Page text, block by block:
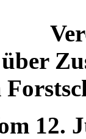
über
12.